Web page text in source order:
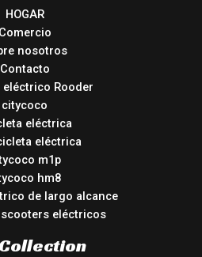
HOGAR
Comercio
nosotros
Contacto
eléctrico Rooder
citycoco
eléctrica
eléctrica
m1p
hm8
de largo alcance
eléctricos